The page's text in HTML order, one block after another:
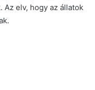
elv, hogy az állatok